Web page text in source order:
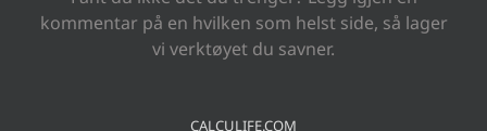
kommentar på en hvilken som helst side, så lager
vi verktøyet du savner.
CALCULIFE.COM